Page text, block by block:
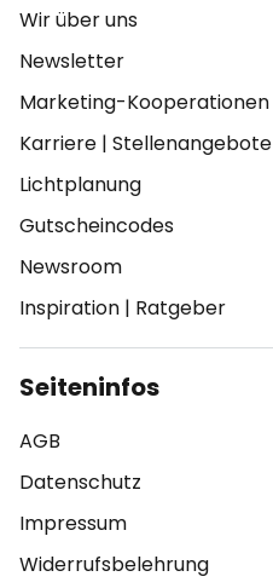
Wir über uns
Newsletter
Marketing-Kooperationen
Karriere | Stellenangebote
Lichtplanung
Gutscheincodes
Newsroom
Inspiration | Ratgeber
Seiteninfos
AGB
Datenschutz
Impressum
Widerrufsbelehrung